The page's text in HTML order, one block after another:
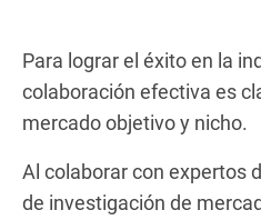
Para lograr el éxito en la
colaboración efectiva es
mercado objetivo y nicho.
Al colaborar con expertos
de investigación de